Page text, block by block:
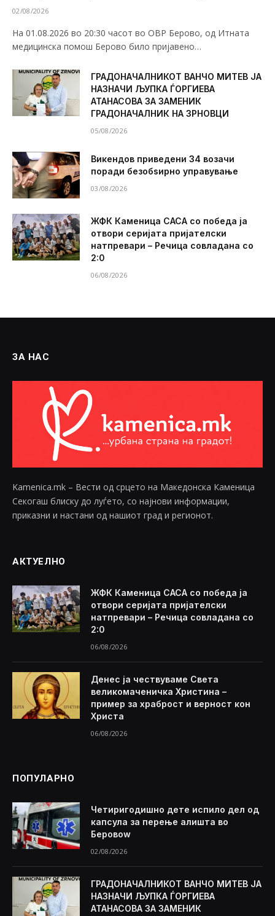
02/08/2026
На 01.08.2026 во 20:30 часот во ОВР Берово, од Итната
медицинска помош Берово било пријавено…
ГРАДОНАЧАЛНИКОТ ВАНЧО МИТЕВ ЈА
НАЗНАЧИ ЉУПКА ЃОРГИЕВА
АТАНАСОВА ЗА ЗАМЕНИК
ГРАДОНАЧАЛНИК НА ЗРНОВЦИ
05/08/2026
Викендов приведени 34 возачи
поради безобѕирно управување
03/08/2026
ЖФК Каменица САСА со победа ја
отвори серијата пријателски
натпревари – Речица совладана со
2:0
06/08/2026
ЗА НАС
Kamenica.mk – Вести од срцето на Македонска Каменица
Секогаш блиску до луѓето, со најнови информации,
приказни и настани од нашиот град и регионот.
АКТУЕЛНО
ЖФК Каменица САСА со победа ја
отвори серијата пријателски
натпревари – Речица совладана со
2:0
06/08/2026
Денес ја чествуваме Света
великомаченичка Христина –
пример за храброст и верност кон
Христа
06/08/2026
ПОПУЛАРНО
Четиригодишно дете испило дел од
капсула за перење алишта во
Беровоw
02/08/2026
ГРАДОНАЧАЛНИКОТ ВАНЧО МИТЕВ ЈА
НАЗНАЧИ ЉУПКА ЃОРГИЕВА
АТАНАСОВА ЗА ЗАМЕНИК